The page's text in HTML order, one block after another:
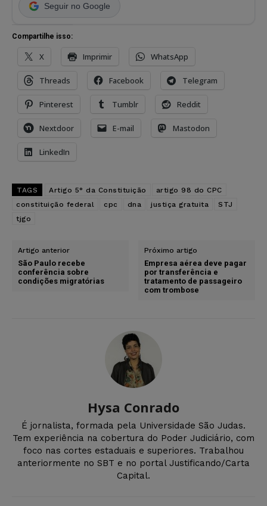
Seguir no Google
Compartilhe isso:
X Imprimir WhatsApp
Threads Facebook Telegram
Pinterest Tumblr Reddit
Nextdoor E-mail Mastodon
LinkedIn
TAGS Artigo 5° da Constituição
artigo 98 do CPC
constituição federal
cpc dna justiça gratuita
STJ
tjgo
Artigo anterior
São Paulo recebe
conferência sobre
condições migratórias
Próximo artigo
Empresa aérea deve pagar
por transferência e
tratamento de passageiro
com trombose
Hysa Conrado
É jornalista, formada pela Universidade São Judas.
Tem experiência na cobertura do Poder Judiciário, com
foco nas cortes estaduais e superiores. Trabalhou
anteriormente no SBT e no portal Justificando/Carta
Capital.